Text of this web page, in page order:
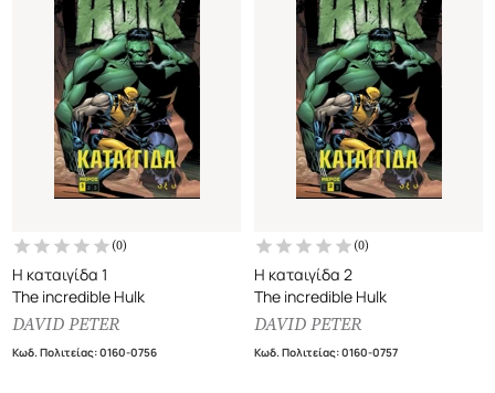
(0)
Η καταιγίδα 1
The incredible Hulk
DAVID PETER
Κωδ. Πολιτείας:0160-0756
(0)
Η καταιγίδα 2
The incredible Hulk
DAVID PETER
Κωδ. Πολιτείας:0160-0757